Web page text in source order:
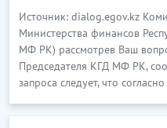
Источник: dialog.egov.kz
Министерства финансов
МФ РК) рассмотрев Ваш
Председателя КГД МФ РК,
запроса следует, что